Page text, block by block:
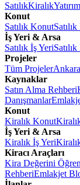
SatılıkKiralıkYatırım
Konut
Satılık Konut
İş Yeri & Arsa
Satılık İş Yeri
Projeler
Tüm Projeler
Kaynaklar
Satın Alma Rehberi
Danışmanlar
Konut
Kiralık Konut
İş Yeri & Arsa
Kiralık İş Yeri
Kiracı Araçları
Kira Değerini Öğren
RehberiEmlakjet